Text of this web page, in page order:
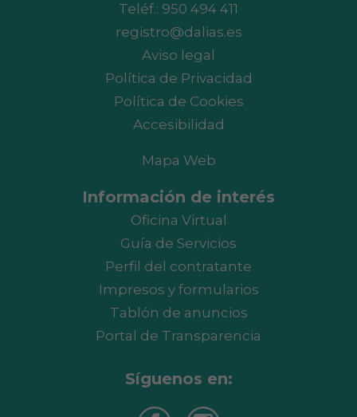
Teléf.: 950 494 411
registro@dalias.es
Aviso legal
Política de Privacidad
Política de Cookies
Accesibilidad
Mapa Web
Información de interés
Oficina Virtual
Guía de Servicios
Perfil del contratante
Impresos y formularios
Tablón de anuncios
Portal de Transparencia
Síguenos en: